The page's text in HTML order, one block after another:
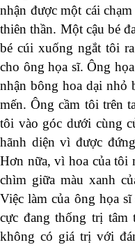
nhận được một cái
thiên thần. Một cậu bé
bé cúi xuống ngắt tôi
cho ông họa sĩ. Ông
nhận bông hoa dại nhỏ
mến. Ông cầm tôi trên
tôi vào góc dưới cùng
hãnh diện vì được
Hơn nữa, vì hoa của tôi
chìm giữa màu xanh
Việc làm của ông họa
cực đang thống trị
không có giá trị với